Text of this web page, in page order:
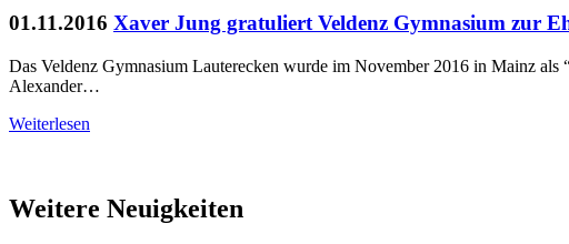
01.11.2016 Xaver Jung gratuliert Veldenz Gymnasium zur
Das Veldenz Gymnasium Lauterecken wurde im November 2016 in Mainz
Alexander…
Weiterlesen
Weitere Neuigkeiten